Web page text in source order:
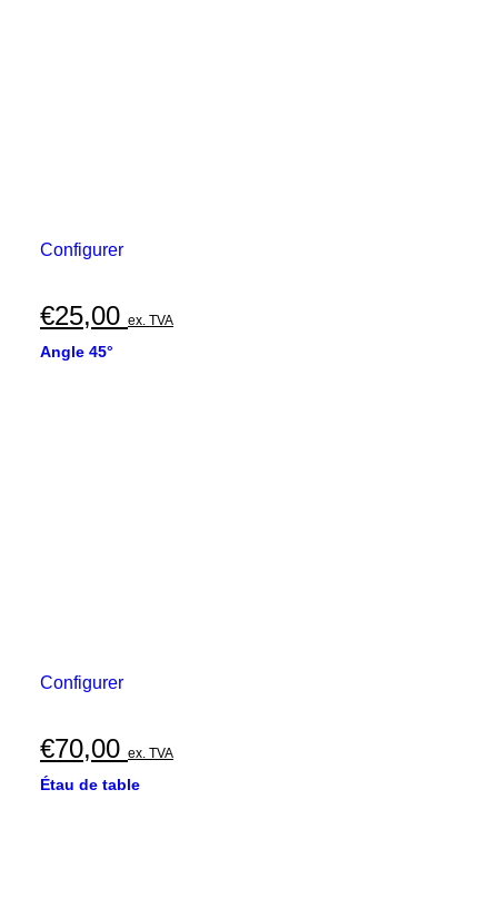
Configurer
€25,00 ex. TVA
Angle 45°
Configurer
€70,00 ex. TVA
Étau de table